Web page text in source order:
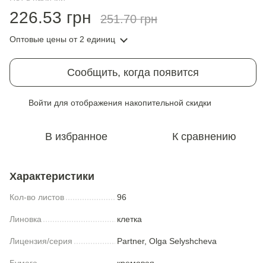
226.53 грн 251.70 грн
Оптовые цены от 2 единиц
Сообщить, когда появится
Войти для отображения накопительной скидки
В избранное К сравнению
Характеристики
Кол-во листов 96
Линовка клетка
Лицензия/серия Partner, Olga Selyshcheva